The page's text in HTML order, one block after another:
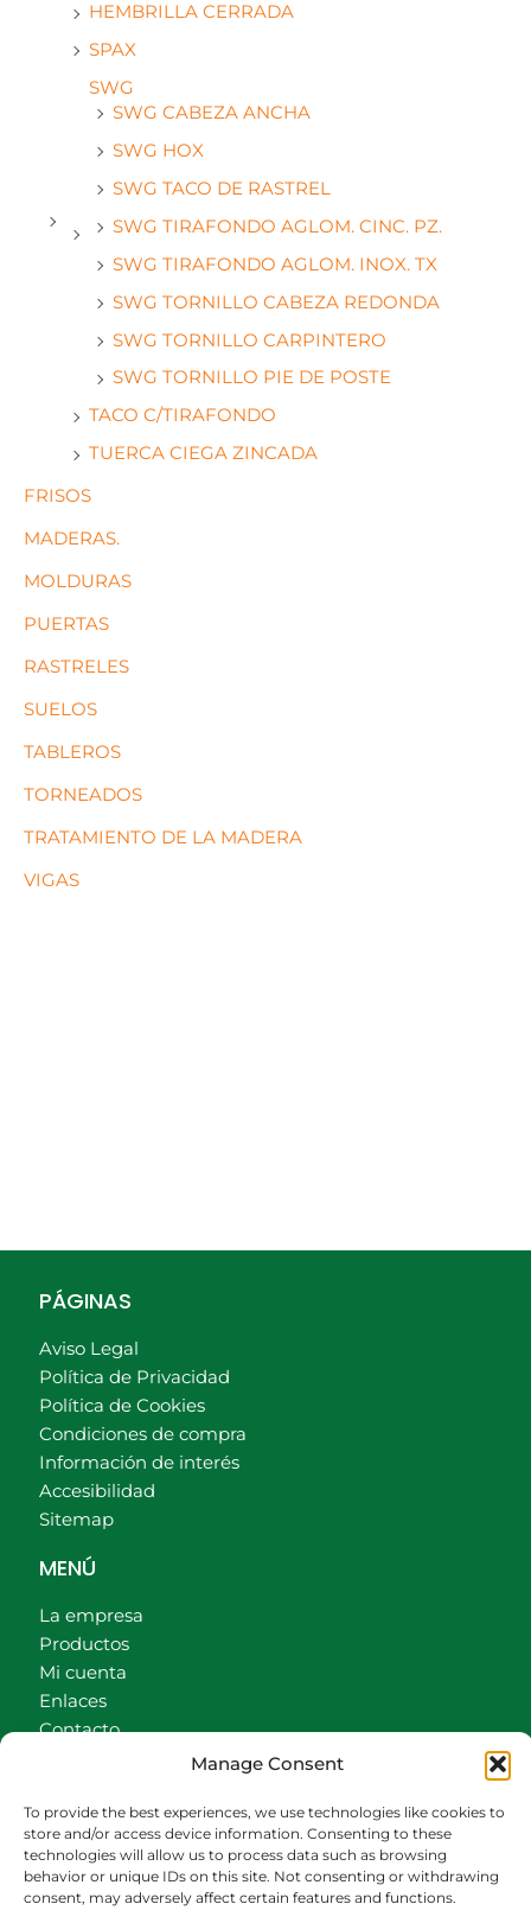
Manage Consent
To provide the best experiences, we use technologies like cookies to
store and/or access device information. Consenting to these
technologies will allow us to process data such as browsing
behavior or unique IDs on this site. Not consenting or withdrawing
consent, may adversely affect certain features and functions.
HEMBRILLA CERRADA
SPAX
SWG
SWG CABEZA ANCHA
SWG HOX
SWG TACO DE RASTREL
SWG TIRAFONDO AGLOM. CINC. PZ.
SWG TIRAFONDO AGLOM. INOX. TX
SWG TORNILLO CABEZA REDONDA
SWG TORNILLO CARPINTERO
SWG TORNILLO PIE DE POSTE
TACO C/TIRAFONDO
TUERCA CIEGA ZINCADA
FRISOS
MADERAS.
MOLDURAS
PUERTAS
RASTRELES
SUELOS
TABLEROS
TORNEADOS
TRATAMIENTO DE LA MADERA
VIGAS
PÁGINAS
Aviso Legal
Política de Privacidad
Política de Cookies
Condiciones de compra
Información de interés
Accesibilidad
Sitemap
MENÚ
La empresa
Productos
Mi cuenta
Enlaces
Contacto
CONTACTO
942540013
696426646